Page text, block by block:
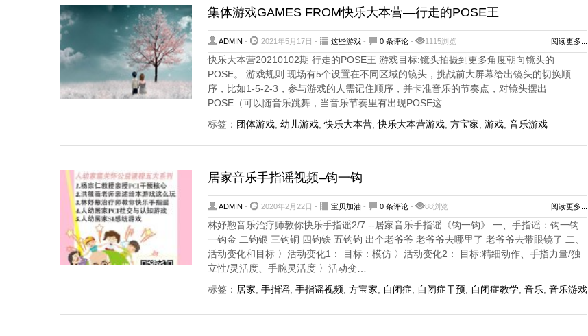
集体游戏GAMES FROM快乐大本营—行走的POSE王
ADMIN - 2021年5月17日 - 这些游戏- 0 条评论- 1115浏览 阅读更多...
快乐大本营20210102期 行走的POSE王 游戏目标:镜头拍摄到更多角度朝向镜头的
POSE。 游戏规则:现场有5个设置在不同区域的镜头，挑战前大屏幕给出镜头的切换顺
序，比如1-5-2-3，参与游戏的人需记住顺序，并卡准音乐的节奏点，对镜头摆出
POSE（可以随音乐跳舞，当音乐节奏里有出现POSE这…
标签： 团体游戏, 幼儿游戏,快乐大本营,快乐大本营游戏, 方宝家 游戏, 音乐游戏
居家音乐手指谣视频–钩一钩
ADMIN - 2020年2月22日 - 宝贝加油 - 0 条评论- 88浏览 阅读更多...
林妤懃音乐治疗师教你快乐手指谣2/7 --居家音乐手指谣《钩一钩》 一、手指谣：钩一钩
一钩金 二钩银 三钩铜 四钩铁 五钩钩 出个老爷爷 老爷爷去哪里了 老爷爷去带眼镜了 二、
活动变化和目标 〉活动变化1： 目标：模仿 〉活动变化2： 目标:精细动作、手指力量/独
立性/灵活度、手腕灵活度 〉活动变…
标签： 居家 手指谣, 手指谣视频, 方宝家 自闭症 自闭症干预 自闭症教学, 音乐, 音乐游戏